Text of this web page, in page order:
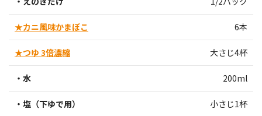
★カニ風味かまぼこ 6本
★つゆ 3倍濃縮 大さじ4杯
・水 200ml
・塩（下ゆで用） 小さじ1杯